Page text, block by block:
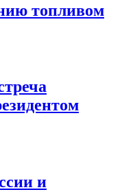
топливом
и